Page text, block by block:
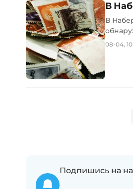
В
В
08-04,
Подпишись на